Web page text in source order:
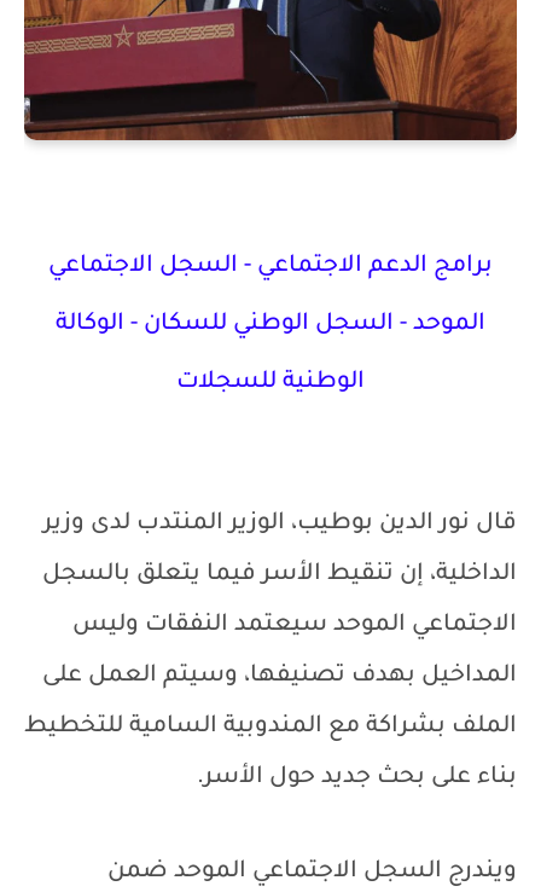
برامج الدعم الاجتماعي - السجل الاجتماعي
الموحد - السجل الوطني للسكان - الوكالة
الوطنية للسجلات
قال نور الدين بوطيب، الوزير المنتدب لدى وزير
الداخلية، إن تنقيط الأسر فيما يتعلق بالسجل
الاجتماعي الموحد سيعتمد النفقات وليس
المداخيل بهدف تصنيفها، وسيتم العمل على
الملف بشراكة مع المندوبية السامية للتخطيط
بناء على بحث جديد حول الأسر.
ويندرج السجل الاجتماعي الموحد ضمن